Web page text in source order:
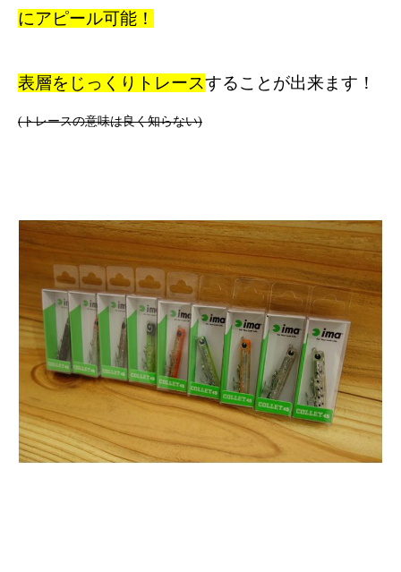
にアピール可能！
表層をじっくりトレースすることが出来ます！
(トレースの意味は良く知らない)